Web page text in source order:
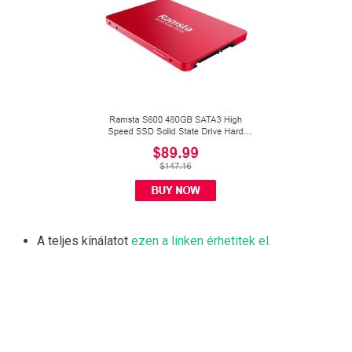
A teljes kínálatot ezen a linken érhetitek el.